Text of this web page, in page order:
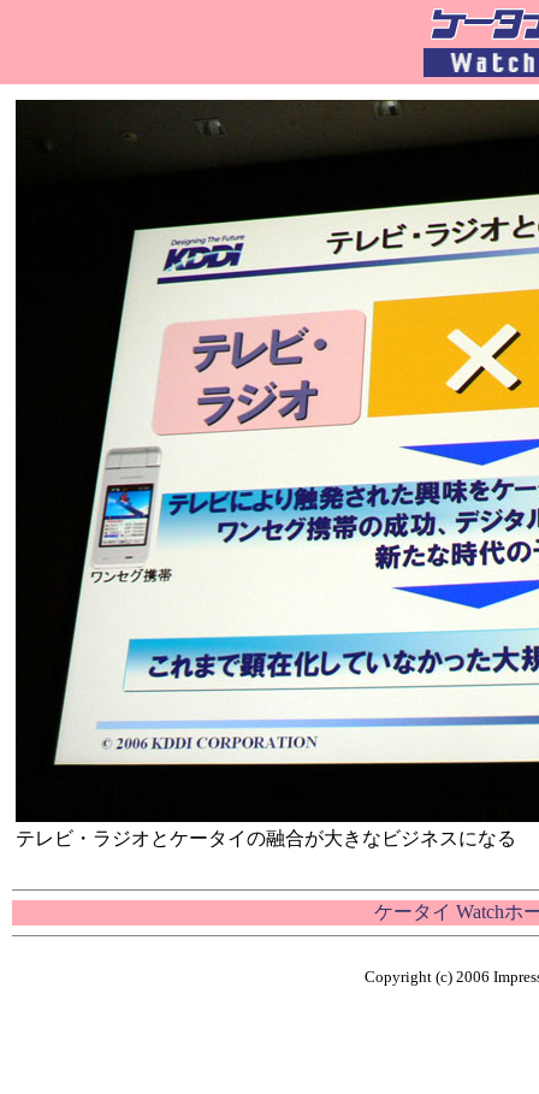
テレビ・ラジオとケータイの融合が大きなビジネスになる
ケータイ Watchホ
Copyright (c) 2006